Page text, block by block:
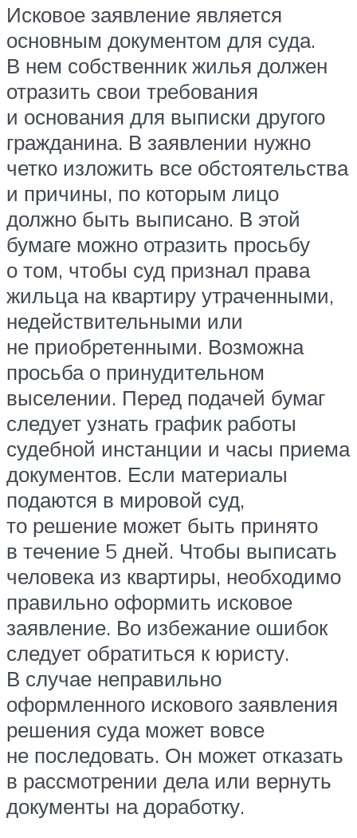
Исковое заявление является
основным документом для суда.
В нем собственник жилья должен
отразить свои требования
и основания для выписки другого
гражданина. В заявлении нужно
четко изложить все обстоятельства
и причины, по которым лицо
должно быть выписано. В этой
бумаге можно отразить просьбу
о том, чтобы суд признал права
жильца на квартиру утраченными,
недействительными или
не приобретенными. Возможна
просьба о принудительном
выселении. Перед подачей бумаг
следует узнать график работы
судебной инстанции и часы приема
документов. Если материалы
подаются в мировой суд,
то решение может быть принято
в течение 5 дней. Чтобы выписать
человека из квартиры, необходимо
правильно оформить исковое
заявление. Во избежание ошибок
следует обратиться к юристу.
В случае неправильно
оформленного искового заявления
решения суда может вовсе
не последовать. Он может отказать
в рассмотрении дела или вернуть
документы на доработку.